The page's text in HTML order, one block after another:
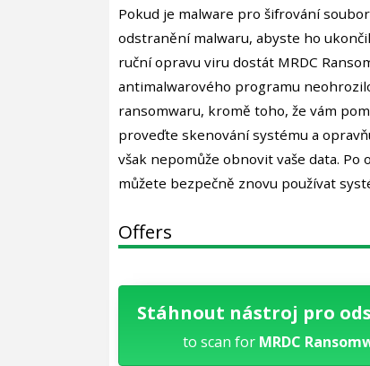
Pokud je malware pro šifrování
odstranění malwaru, abyste ho
ruční opravu viru dostát MRDC
antimalwarového programu
ransomwaru, kromě toho, že vám
proveďte skenování systému a
však nepomůže obnovit vaše data.
můžete bezpečně znovu používat
Offers
Stáhnout nástroj pro
to scan for MRDC